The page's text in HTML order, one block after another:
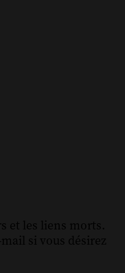
et les liens morts.
si vous désirez